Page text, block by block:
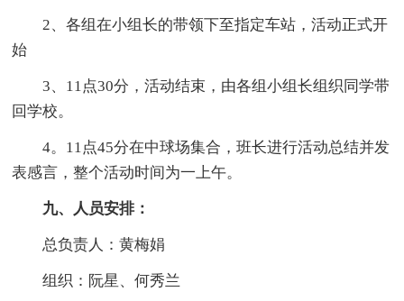
2、各组在小组长的带领下至指定车站，活动正式开
始
3、11点30分，活动结束，由各组小组长组织同学带
回学校。
4。11点45分在中球场集合，班长进行活动总结并发
表感言，整个活动时间为一上午。
九、人员安排：
总负责人：黄梅娟
组织：阮星、何秀兰